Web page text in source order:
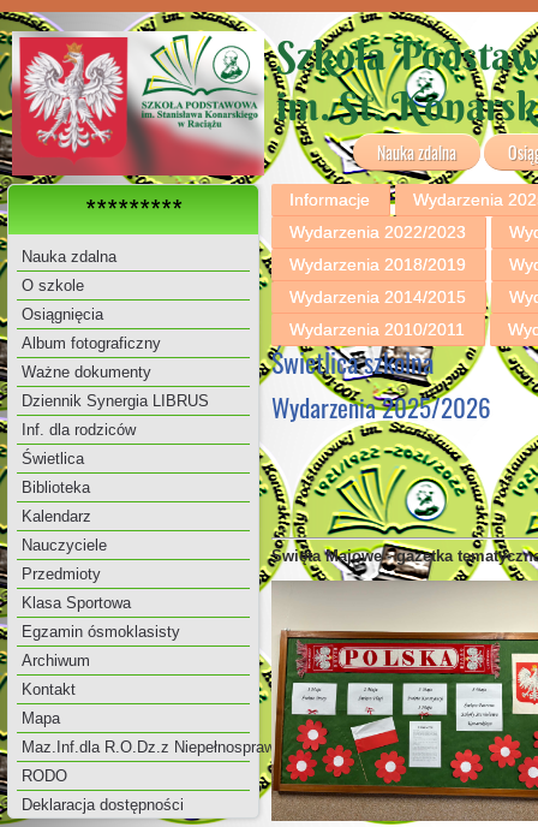
Szkoła
im. St.
Nauka zdalna
*********
Nauka zdalna
O szkole
Osiągnięcia
Album fotograficzny
Ważne dokumenty
Dziennik Synergia LIBRUS
Inf. dla rodziców
Świetlica
Biblioteka
Kalendarz
Nauczyciele
Przedmioty
Klasa Sportowa
Egzamin ósmoklasisty
Archiwum
Kontakt
Mapa
Maz.Inf.dla R.O.Dz.z Niepełnosprawnością
RODO
Deklaracja dostępności
Informacje
Wydarzenia
Wydarzenia 2022/2023
Wydarzenia 2018/2019
Wydarzenia 2014/2015
Wydarzenia 2010/2011
Świetlica szkolna
Wydarzenia 2025/2026
Święta Majowe - gazetka